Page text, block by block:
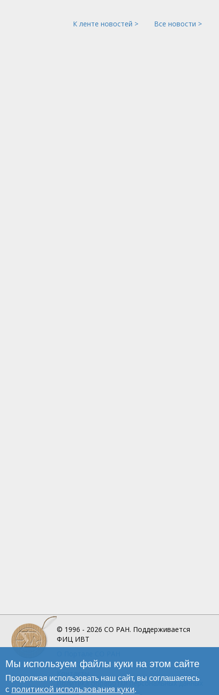
К ленте новостей > Все новости >
© 1996 - 2026 СО РАН. Поддерживается
ФИЦ ИВТ
Инфографика
Политика обработки персональных данных
Мы используем файлы куки на этом сайте
Продолжая использовать наш сайт, вы соглашаетесь
с политикой использования куки.